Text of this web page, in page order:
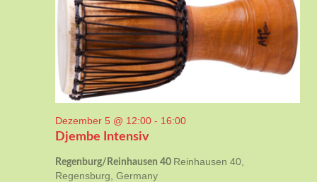
Djembe Intensiv
Dezember 5 @ 12:00 - 16:00
Regenburg/Reinhausen 40 Reinhausen 40,
Regensburg, Germany